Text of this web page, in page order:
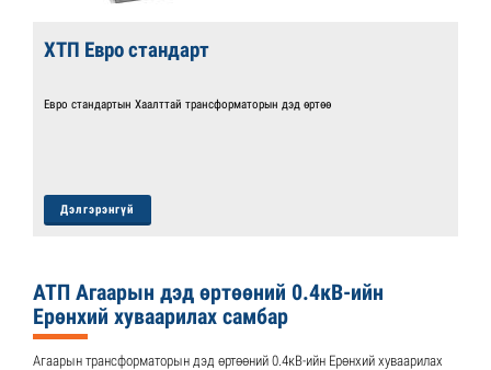
ХТП Евро стандарт
Евро стандартын Хаалттай трансформаторын дэд өртөө
Дэлгэрэнгүй
АТП Агаарын дэд өртөөний 0.4кВ-ийн
Ерөнхий хуваарилах самбар
Агаарын трансформаторын дэд өртөөний 0.4кВ-ийн Ерөнхий хуваарилах